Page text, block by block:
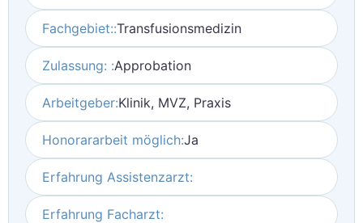
Fachgebiet::Transfusionsmedizin
Zulassung: :Approbation
Arbeitgeber:Klinik, MVZ, Praxis
Honorararbeit möglich:Ja
Erfahrung Assistenzarzt:
Erfahrung Facharzt: